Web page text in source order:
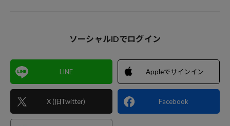
ソーシャルIDでログイン
LINE
X (旧Twitter)
Appleでサインイン
Facebook